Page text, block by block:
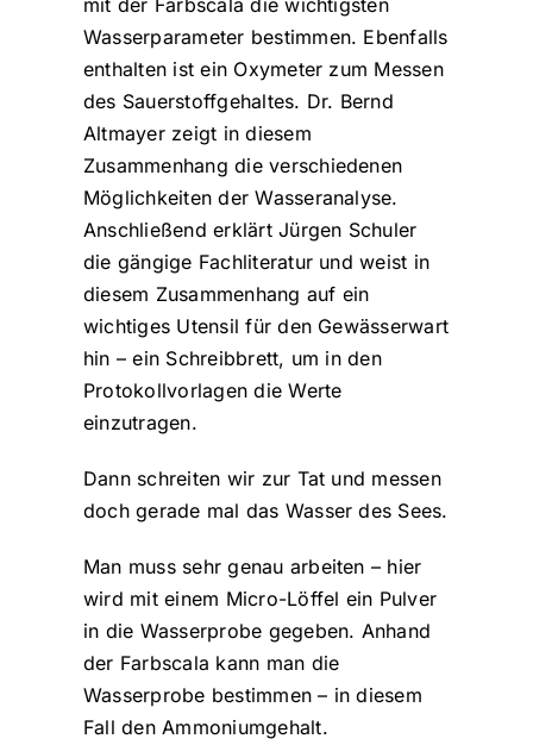
Wasserparameter bestimmen. Ebenfalls
enthalten ist ein Oxymeter zum Messen
des Sauerstoffgehaltes. Dr. Bernd
Altmayer zeigt in diesem
Zusammenhang die verschiedenen
Möglichkeiten der Wasseranalyse.
Anschließend erklärt Jürgen Schuler
die gängige Fachliteratur und weist in
diesem Zusammenhang auf ein
wichtiges Utensil für den Gewässerwart
hin – ein Schreibbrett, um in den
Protokollvorlagen die Werte
einzutragen.
Dann schreiten wir zur Tat und messen
doch gerade mal das Wasser des Sees.
Man muss sehr genau arbeiten – hier
wird mit einem Micro-Löffel ein Pulver
in die Wasserprobe gegeben. Anhand
der Farbscala kann man die
Wasserprobe bestimmen – in diesem
Fall den Ammoniumgehalt.